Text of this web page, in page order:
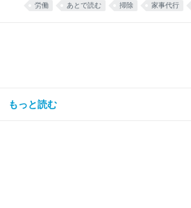
なくなり、トイレ掃除は頻度が半分くらいに
が1人。 毎日時間との戦い。 私は仕事終わり
楽しくテキパキとできる方ではない。ついだ
労働 あとで読む 掃除 家事代行
もっと読む